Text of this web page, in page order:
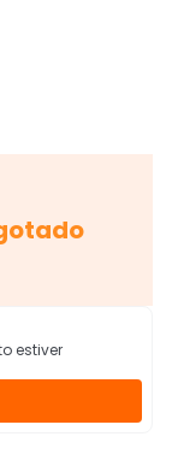
estiver